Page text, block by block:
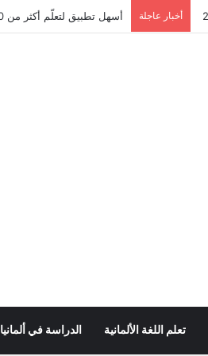
أخبار عاجلة أسهل تطبيق لتعلّم أكثر من 160 ألف فعل بالألمانية
تعلم اللغة الألمانية الدراسة في ألمانيا